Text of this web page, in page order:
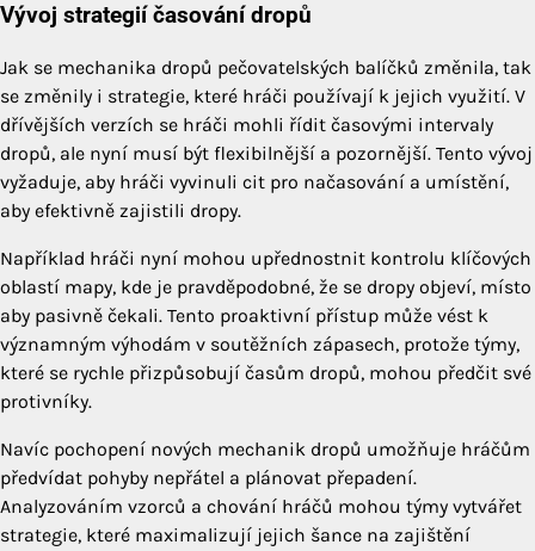
Vývoj strategií časování dropů
Jak se mechanika dropů pečovatelských balíčků změnila, tak
se změnily i strategie, které hráči používají k jejich využití. V
dřívějších verzích se hráči mohli řídit časovými intervaly
dropů, ale nyní musí být flexibilnější a pozornější. Tento vývoj
vyžaduje, aby hráči vyvinuli cit pro načasování a umístění,
aby efektivně zajistili dropy.
Například hráči nyní mohou upřednostnit kontrolu klíčových
oblastí mapy, kde je pravděpodobné, že se dropy objeví, místo
aby pasivně čekali. Tento proaktivní přístup může vést k
významným výhodám v soutěžních zápasech, protože týmy,
které se rychle přizpůsobují časům dropů, mohou předčit své
protivníky.
Navíc pochopení nových mechanik dropů umožňuje hráčům
předvídat pohyby nepřátel a plánovat přepadení.
Analyzováním vzorců a chování hráčů mohou týmy vytvářet
strategie, které maximalizují jejich šance na zajištění